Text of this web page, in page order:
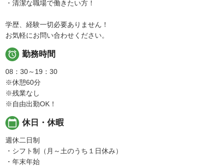
・清潔な職場で働きたい方！
学歴、経験一切必要ありません！
お気軽にお問い合わせください。
 勤務時間
08：30～19：30
※休憩60分
※残業なし
※自由出勤OK！
calendar_today 休日・休暇
週休二日制
・シフト制（月～土のうち１日休み）
・年末年始